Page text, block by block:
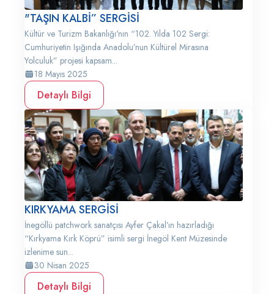
"TAŞIN KALBİ” SERGİSİ
Kültür ve Turizm Bakanlığı'nın “102. Yılda 102 Sergi:
Cumhuriyetin Işığında Anadolu’nun Kültürel Mirasına
Yolculuk” projesi kapsam...
18 Mayıs 2025
Detaylı Bilgi
KIRKYAMA SERGİSİ
İnegöllü patchwork sanatçısı Ayfer Çakal’ın hazırladığı
“Kırkyama Kırk Köprü” isimli sergi İnegöl Kent Müzesinde
izlenime sun...
30 Nisan 2025
Detaylı Bilgi